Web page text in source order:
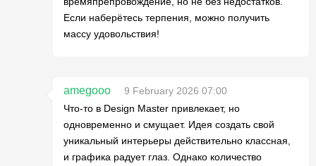
Если наберётесь терпения, можно получить
массу удовольствия!
amegooo
9 February 2026 07:00
Что-то в Design Master привлекает, но
одновременно и смущает. Идея создать свой
уникальный интерьеры действительно классная,
и графика радует глаз. Однако количество